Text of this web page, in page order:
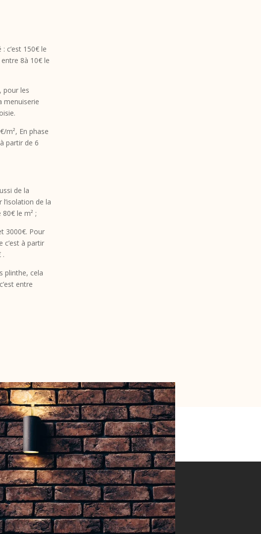
c’est 150€ le
8à 10€ le
pour les
menuiserie
m², En phase
partir de 6
de la
de la
le m² ;
3000€. Pour
c’est à partir
.
plinthe, cela
entre